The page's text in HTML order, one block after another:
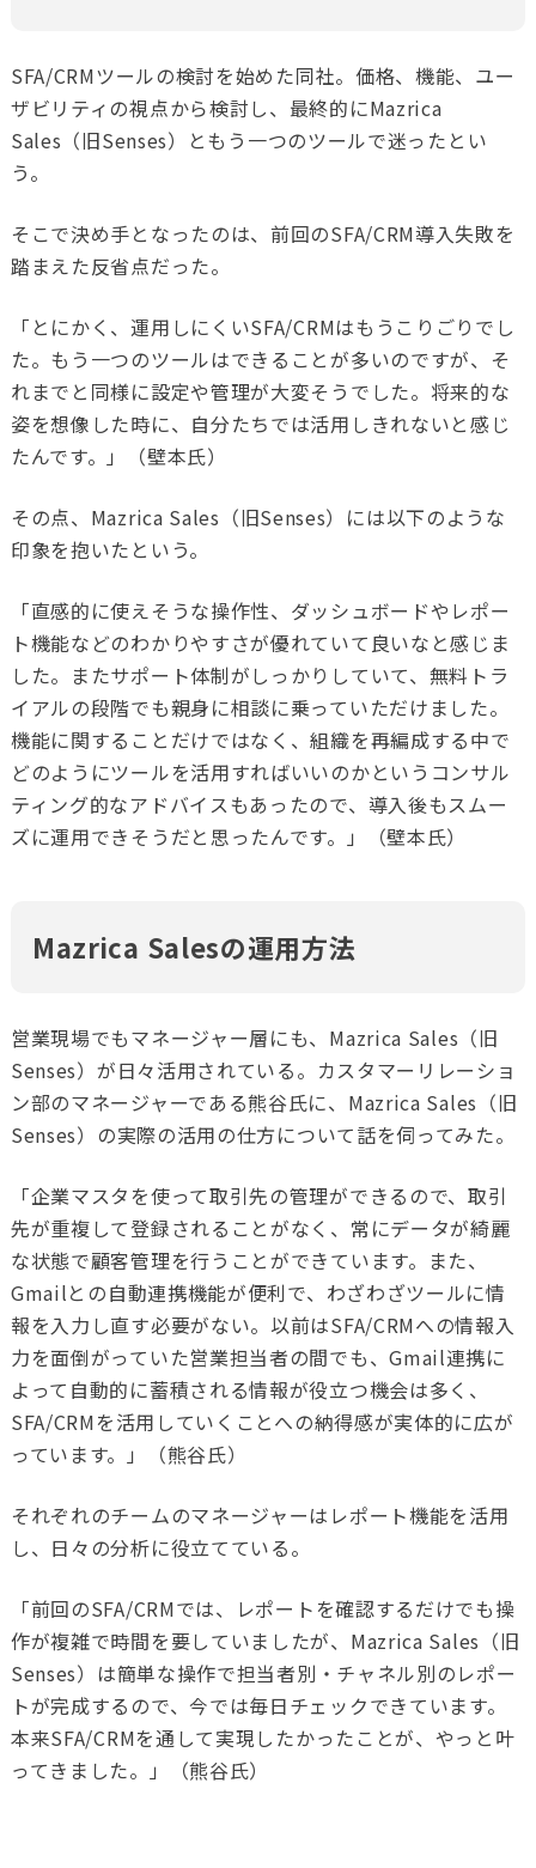
SFA/CRMツールの検討を始めた同社。価格、機能、ユー
ザビリティの視点から検討し、最終的にMazrica
Sales（旧Senses）
ともう一つのツールで迷ったとい
う。
そこで決め手となったのは、前回のSFA/CRM導入失敗を
踏まえた反省点だった。
「とにかく、運用しにくいSFA/CRMはもうこりごりでし
た。もう一つのツールはできることが多いのですが、そ
れまでと同様に設定や管理が大変そうでした。将来的な
姿を想像した時に、自分たちでは活用しきれないと感じ
たんです。」（壁本氏）
その点、 Mazrica Sales（旧Senses） には以下のような
印象を抱いたという。
「直感的に使えそうな操作性、ダッシュボードやレポー
ト機能などのわかりやすさが優れていて良いなと感じま
した。またサポート体制がしっかりしていて、無料トラ
イアルの段階でも親身に相談に乗っていただけました。
機能に関することだけではなく、組織を再編成する中で
どのようにツールを活用すればいいのかというコンサル
ティング的なアドバイスもあったので、導入後もスムー
ズに運用できそうだと思ったんです。」（壁本氏）
Mazrica Salesの運用方法
営業現場でもマネージャー層にも、 Mazrica Sales（旧
Senses） が日々活用されている。カスタマーリレーショ
ン部のマネージャーである熊谷氏に、Mazrica Sales（旧
Senses）の実際の活用の仕方について話を伺ってみた。
「企業マスタを使って取引先の管理ができるので、取引
先が重複して登録されることがなく、常にデータが綺麗
な状態で顧客管理を行うことができています。また、
Gmailとの自動連携機能が便利で、わざわざツールに情
報を入力し直す必要がない。以前はSFA/CRMへの情報入
力を面倒がっていた営業担当者の間でも、Gmail連携に
よって自動的に蓄積される情報が役立つ機会は多く、
SFA/CRMを活用していくことへの納得感が実体的に広が
っています。」（熊谷氏）
それぞれのチームのマネージャーはレポート機能を活用
し、日々の分析に役立てている。
「前回のSFA/CRMでは、レポートを確認するだけでも操
作が複雑で時間を要していましたが、 Mazrica Sales（旧
Senses） は簡単な操作で担当者別・チャネル別のレポー
トが完成するので、今では毎日チェックできています。
本来SFA/CRMを通して実現したかったことが、やっと叶
ってきました。」（熊谷氏）